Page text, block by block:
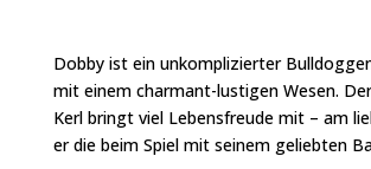
Dobby ist ein unkomplizierter
mit einem charmant-lustigen Wesen.
Kerl bringt viel Lebensfreude mit – am
er die beim Spiel mit seinem geliebten